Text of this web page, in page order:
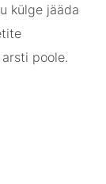
külge jääda
poole.